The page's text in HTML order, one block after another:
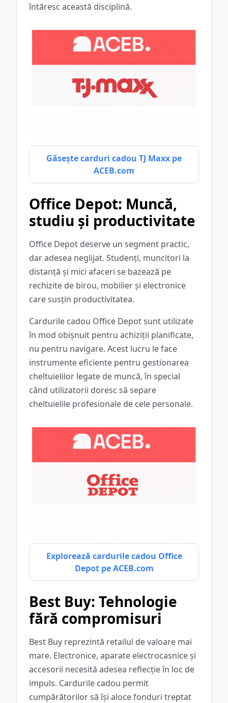
întăresc această disciplină.
Găsește carduri cadou TJ Maxx pe
ACEB.com
Office Depot: Muncă,
studiu și productivitate
Office Depot deserve un segment practic,
dar adesea neglijat. Studenți, muncitori la
distanță și mici afaceri se bazează pe
rechizite de birou, mobilier și electronice
care susțin productivitatea.
Cardurile cadou Office Depot sunt utilizate
în mod obișnuit pentru achiziții planificate,
nu pentru navigare. Acest lucru le face
instrumente eficiente pentru gestionarea
cheltuielilor legate de muncă, în special
când utilizatorii doresc să separe
cheltuielile profesionale de cele personale.
Explorează cardurile cadou Office
Depot pe ACEB.com
Best Buy: Tehnologie
fără compromisuri
Best Buy reprezintă retailul de valoare mai
mare. Electronice, aparate electrocasnice și
accesorii necesită adesea reflecție în loc de
impuls. Cardurile cadou permit
cumpărătorilor să își aloce fonduri treptat